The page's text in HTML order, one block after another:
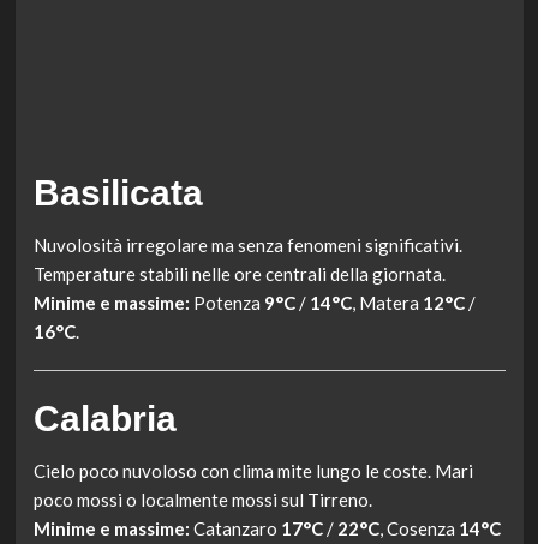
Basilicata
Nuvolosità irregolare ma senza fenomeni significativi.
Temperature stabili nelle ore centrali della giornata.
Minime e massime: Potenza 9°C/ 14°C, Matera 12°C/
16°C.
Calabria
Cielo poco nuvoloso con clima mite lungo le coste. Mari
poco mossi o localmente mossi sul Tirreno.
Minime e massime: Catanzaro 17°C/ 22°C, Cosenza 14°C